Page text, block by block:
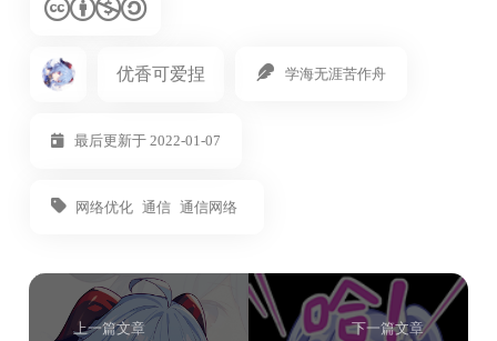
优香可爱捏 学海无涯苦作舟
最后更新于 2022-01-07
网络优化 通信 通信网络
上一篇文章
下一篇文章